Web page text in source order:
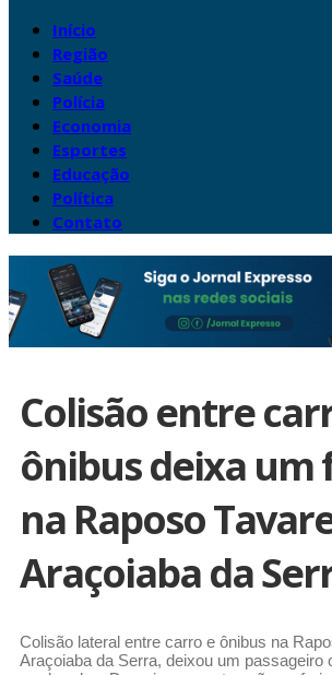
Início
Região
Saúde
Polícia
Economia
Esportes
Educação
Política
Contato
Colisão entre
ônibus deixa um
na Raposo
Araçoiaba da
Colisão lateral entre carro e ônibus na
Araçoiaba da Serra, deixou um passageiro